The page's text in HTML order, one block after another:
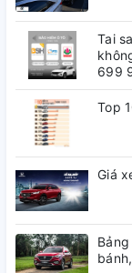
Tai
không
699
Top
Giá